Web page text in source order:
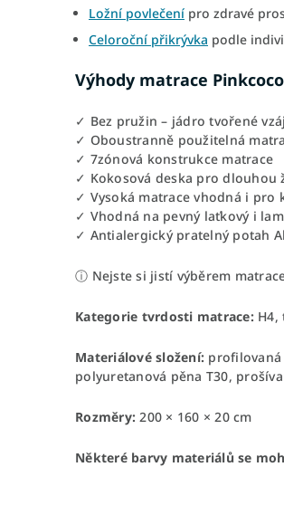
Ložní povlečení pro zdravé
Celoroční přikrývka podle
Výhody matrace
✓ Bez pružin – jádro tvořené
✓ Oboustranně použitelná
✓ 7zónová konstrukce matrace
✓ Kokosová deska pro dlouhou
✓ Vysoká matrace vhodná i pro
✓ Vhodná na pevný laťkový i
✓ Antialergický pratelný potah
ⓘ Nejste si jistí výběrem
Kategorie tvrdosti matrace: H4,
Materiálové složení: profilovaná
polyuretanová pěna T30,
Rozměry:200 × 160 × 20 cm
Některé barvy materiálů se